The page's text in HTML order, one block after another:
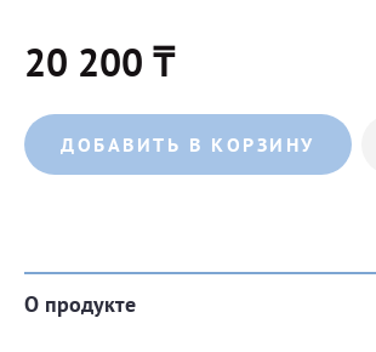
20 200 ₸
ДОБАВИТЬ В КОРЗИНУ
О продукте